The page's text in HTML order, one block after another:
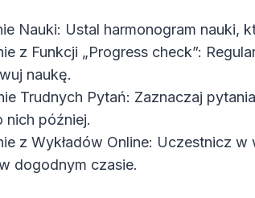
Nauki: Ustal harmonogram nauki,
z Funkcji „Progress check”:
naukę.
Trudnych Pytań: Zaznaczaj
nich później.
z Wykładów Online: Uczestnicz
dogodnym czasie.